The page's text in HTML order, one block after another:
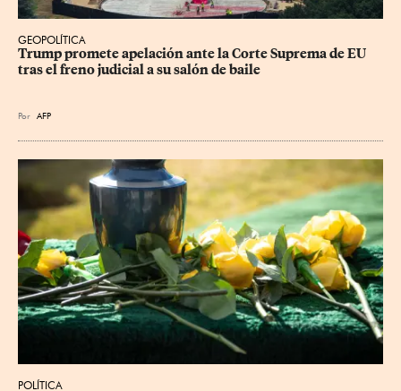
GEOPOLÍTICA
Trump promete apelación ante la Corte Suprema de EU
tras el freno judicial a su salón de baile
Por AFP
POLÍTICA